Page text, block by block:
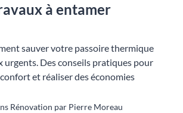
à entamer
sauver votre passoire thermique
urgents. Des conseils pratiques pour
et réaliser des économies
Rénovation par Pierre Moreau